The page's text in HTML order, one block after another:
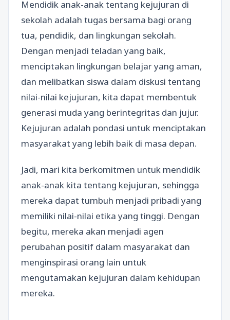
Mendidik anak-anak tentang kejujuran di
sekolah adalah tugas bersama bagi orang
tua, pendidik, dan lingkungan sekolah.
Dengan menjadi teladan yang baik,
menciptakan lingkungan belajar yang aman,
dan melibatkan siswa dalam diskusi tentang
nilai-nilai kejujuran, kita dapat membentuk
generasi muda yang berintegritas dan jujur.
Kejujuran adalah pondasi untuk menciptakan
masyarakat yang lebih baik di masa depan.
Jadi, mari kita berkomitmen untuk mendidik
anak-anak kita tentang kejujuran, sehingga
mereka dapat tumbuh menjadi pribadi yang
memiliki nilai-nilai etika yang tinggi. Dengan
begitu, mereka akan menjadi agen
perubahan positif dalam masyarakat dan
menginspirasi orang lain untuk
mengutamakan kejujuran dalam kehidupan
mereka.